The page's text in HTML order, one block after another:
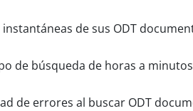
de sus ODT
de búsqueda de horas a minutos
de errores al buscar ODT